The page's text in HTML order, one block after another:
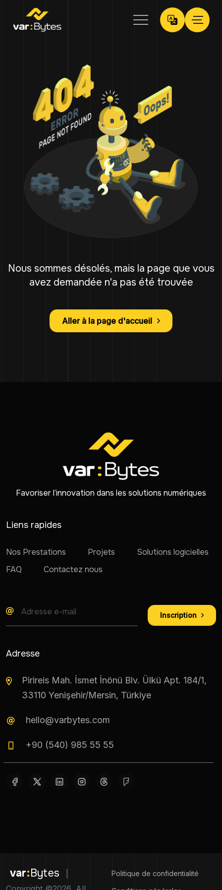
Nous sommes désolés, mais la page que vous
avez demandée n'a pas été trouvée
Aller à la page d'accueil
Favoriser l’innovation dans les solutions numériques
Liens rapides
Nos Prestations Projets
Solutions logicielles
FAQ
Contactez nous
Inscription
Adresse
Pirireis Mah. İsmet İnönü Blv. Ülkü Apt. 184/1,
33110 Yenişehir/Mersin, Türkiye
hello@varbytes.com
+90 (540) 985 55 55
var:Bytes Politique de confidentialité